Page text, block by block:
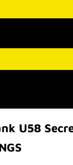
U58